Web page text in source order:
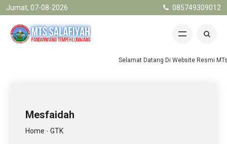
Jumat, 07-08-2026 085749309012
Selamat Datang Di Website Resmi
Mesfaidah
Home - GTK